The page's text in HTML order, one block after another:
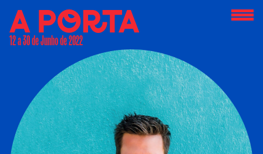
12 a 30 de Junho de 2022